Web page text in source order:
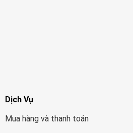
Dịch Vụ
Mua hàng và thanh toán